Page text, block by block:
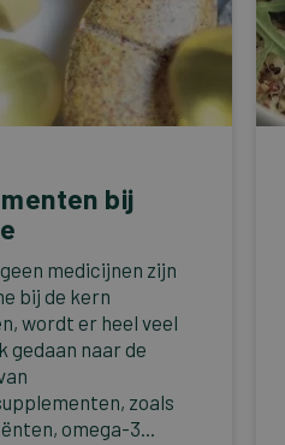
bij
medicijnen zijn
bij de kern
wordt er heel veel
gedaan naar de
zoals
omega-3...